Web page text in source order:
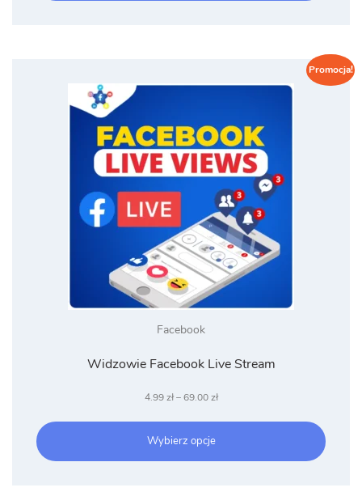
Promocja!
Facebook
Widzowie Facebook Live Stream
4.99zł – 69.00złZakres
od
Wybierz opcje